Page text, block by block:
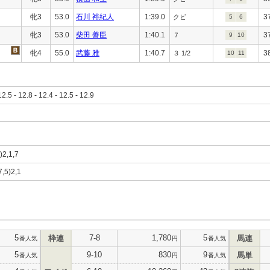
牝3 53.0 石川 裕紀人 1:39.0 クビ 5 6
牝3 53.0 柴田 善臣 1:40.1 ７ 9 10
牝4 55.0 武藤 雅 1:40.7 ３ 1/2 10 11
- 12.8 - 12.4 - 12.5 - 12.9
5番人気
5番人気
枠連 7-8 1,780円 5番人気
9-10 830円 9番人気
馬連
馬単